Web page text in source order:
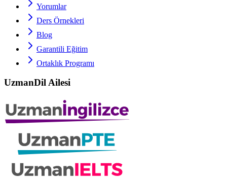
Yorumlar
Ders Örnekleri
Blog
Garantili Eğitim
Ortaklık Programı
UzmanDil Ailesi